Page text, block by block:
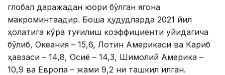
глобал даражадан юқори бўлган ягона
макроминтақадир. Бошқа ҳудудларда 2021 йил
ҳолатига кўра туғилиш коэффициенти қуйидагича
бўлиб, Океания – 15,6, Лотин Америкаси ва Кариб
ҳавзаси – 14,8, Осиё – 14,3, Шимолий Америка –
10,9 ва Европа – жами 9,2 ни ташкил қилган.